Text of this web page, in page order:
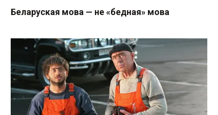
Беларуская мова — не «бедная» мова